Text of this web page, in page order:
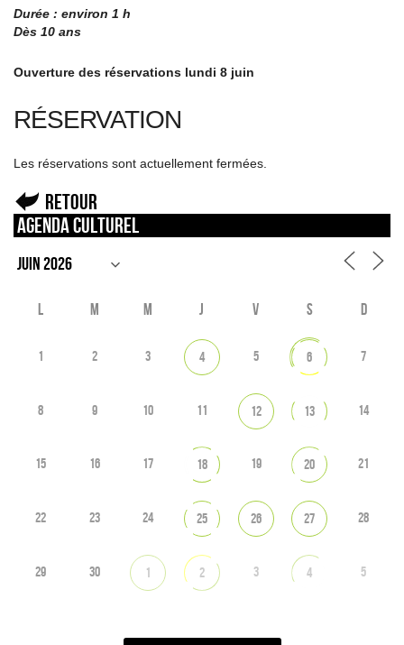
Durée : environ 1 h
Dès 10 ans
Ouverture des réservations lundi 8 juin
RÉSERVATION
Les réservations sont actuellement fermées.
Retour
Agenda culturel
L M M J V S D
1 2 3 4 5 6 7
8 9 10 11 12 13 14
15 16 17 18 19 20 21
22 23 24 25 26 27 28
29 30 1 2 3 4 5